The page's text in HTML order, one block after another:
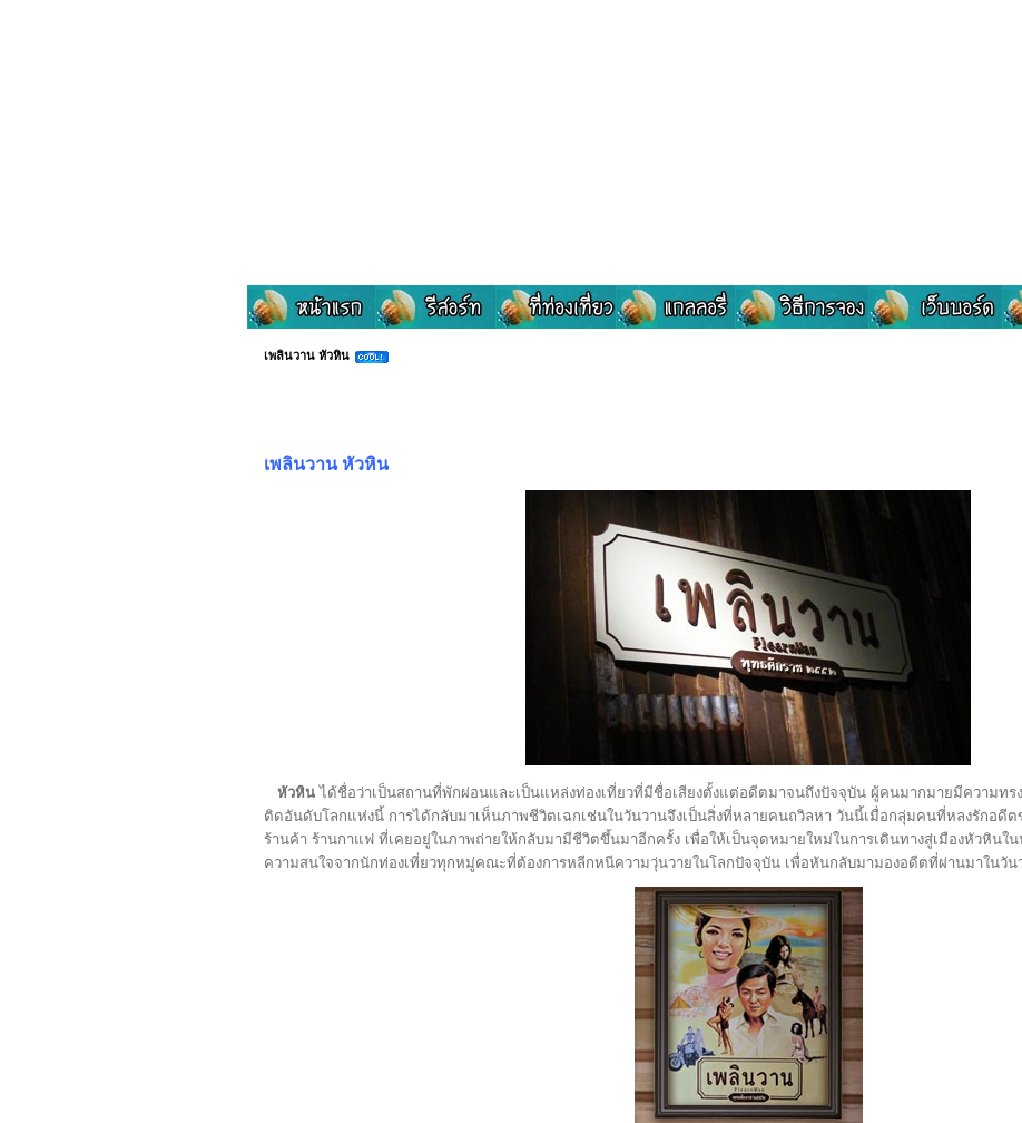
เพลินวาน หัวหิน
เพลินวาน หัวหิน
หัวหิน ได้ชื่อว่าเป็นสถานที่พักผ่อนและเป็นแหล่งท่องเที่ยวที่มีชื่อเสียงตั้งแต่อดีตมาจนถึงปัจจุบัน ผู้คนมากมายมีความทร
ติดอันดับโลกแห่งนี้ การได้กลับมาเห็นภาพชีวิตเฉกเช่นในวันวานจึงเป็นสิ่งที่หลายคนถวิลหา วันนี้เมื่อกลุ่มคนที่หลงรักอดี
ร้านค้า ร้านกาแฟ ที่เคยอยู่ในภาพถ่ายให้กลับมามีชีวิตขึ้นมาอีกครั้ง เพื่อให้เป็นจุดหมายใหม่ในการเดินทางสู่เมืองหัวหินใ
ความสนใจจากนักท่องเที่ยวทุกหมู่คณะที่ต้องการหลีกหนีความวุ่นวายในโลกปัจจุบัน เพื่อหันกลับมามองอดีตที่ผ่านมาในวัน